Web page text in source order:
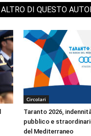
ALTRO DI QUESTO
Circolari
Taranto 2026,
pubblico e
del Mediterraneo